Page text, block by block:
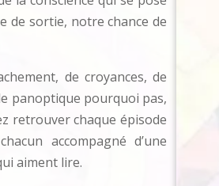
de sortie, notre chance de
de croyances, de
panoptique pourquoi pas,
retrouver chaque épisode
accompagné d’une
aiment lire.